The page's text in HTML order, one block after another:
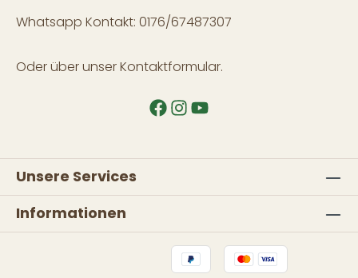
Whatsapp Kontakt: 0176/67487307
Oder über unserKontaktformular.
Unsere Services
Informationen